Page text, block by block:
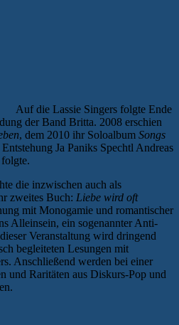
Auf die Lassie Singers folgte Ende
der Band Britta. 2008 erschien
, dem 2010 ihr Soloalbum Songs
Ja Paniks Spechtl Andreas
die inzwischen auch als
zweites Buch: Liebe wird oft
mit Monogamie und romantischer
Alleinsein, ein sogenannter Anti-
Veranstaltung wird dringend
begleiteten Lesungen mit
Anschließend werden bei einer
und Raritäten aus Diskurs-Pop und